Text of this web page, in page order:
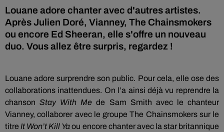
Louane adore chanter avec d'autres artistes.
Après Julien Doré, Vianney, The Chainsmokers
ou encore Ed Sheeran, elle s'offre un nouveau
duo. Vous allez être surpris, regardez !
Louane adore surprendre son public. Pour cela, elle ose des
collaborations inattendues. On l’a ainsi déjà vu reprendre la
chanson Stay With Me de Sam Smith avec le chanteur
Vianney, collaborer avec le groupe The Chainsmokers sur le
titre It Won’t Kill Yaou encore chanter avec la star britannique